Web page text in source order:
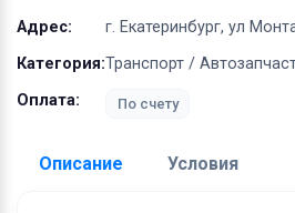
Адрес: г. Екатеринбург, ул
Категория:Транспорт /
Оплата:
По счету
Описание Условия